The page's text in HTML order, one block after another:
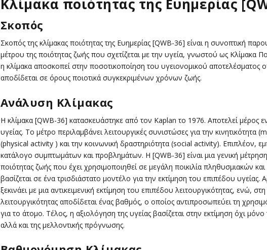
Κλίμακα ποιότητας της Ευημερίας
Σκοπός
Σκοπός της κλίμακας ποιότητας της Ευημερίας [QWB-36] είναι η συνοπτική
μέτρου της ποιότητας ζωής που σχετίζεται με την υγεία, γνωστού ως Κλίμακα
η κλίμακα αποσκοπεί στην ποσοτικοποίηση του υγειονομικού αποτελέσματος
αποδίδεται σε όρους ποιοτικά συγκεκριμένων χρόνων ζωής.
Ανάλυση Κλίμακας
Η κλίμακα [QWB-36] κατασκευάστηκε από τον Kaplan το 1976. Αποτελεί μέρος
υγείας. Το μέτρο περιλαμβάνει λειτουργικές συνιστώσες για την κινητικότητα
(physical activity ) και την κοινωνική δραστηριότητα (social activity). Επιπλέον,
κατάλογο συμπτωμάτων και προβλημάτων. Η [QWB-36] είναι μια γενική μέτρηση
ποιότητας ζωής που έχει χρησιμοποιηθεί σε μεγάλη ποικιλία πληθυσμιακών
βασίζεται σε ένα τρισδιάστατο μοντέλο για την εκτίμηση του επιπέδου υγείας.
ξεκινάει με μια αντικειμενική εκτίμηση του επιπέδου λειτουργικότητας, ενώ,
λειτουργικότητας αποδίδεται ένας βαθμός, ο οποίος αντιπροσωπεύει τη
για το άτομο. Τέλος, η αξιολόγηση της υγείας βασίζεται στην εκτίμηση όχι
αλλά και της μελλοντικής πρόγνωσης.